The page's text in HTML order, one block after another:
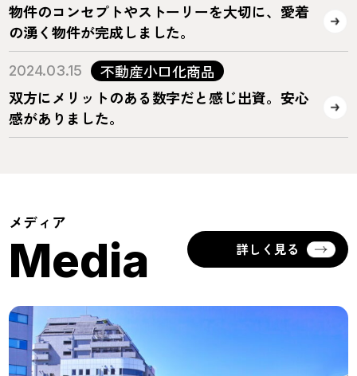
物件のコンセプトやストーリーを大切に、愛着
の湧く物件が完成しました。
2024.03.15
不動産小口化商品
双方にメリットのある数字だと感じ出資。安心
感がありました。
メディア
Media 詳しく見る